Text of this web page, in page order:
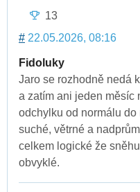
13
# 22.05.2026, 08:16
Fidoluky
Jaro se rozhodně nedá
a zatím ani jeden měsíc
odchylku od normálu
suché, větrné a
celkem logické že
obvyklé.